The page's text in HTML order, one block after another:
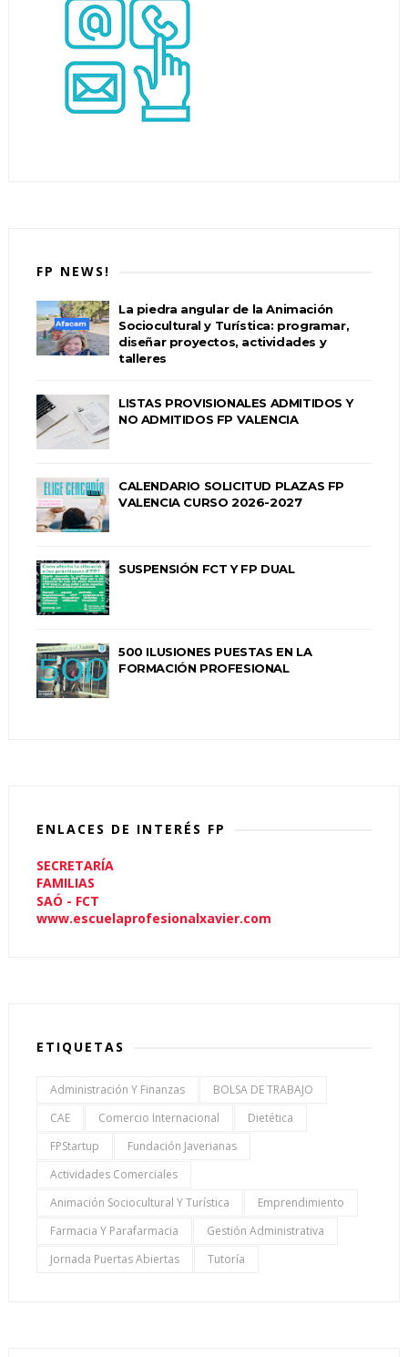
FP NEWS!
La piedra angular de la Animación
Sociocultural y Turística: programar,
diseñar proyectos, actividades y
talleres
LISTAS PROVISIONALES ADMITIDOS Y
NO ADMITIDOS FP VALENCIA
CALENDARIO SOLICITUD PLAZAS FP
VALENCIA CURSO 2026-2027
SUSPENSIÓN FCT Y FP DUAL
500 ILUSIONES PUESTAS EN LA
FORMACIÓN PROFESIONAL
ENLACES DE INTERÉS FP
SECRETARÍA
FAMILIAS
SAÓ - FCT
www.escuelaprofesionalxavier.com
ETIQUETAS
Administración Y Finanzas
BOLSA DE TRABAJO
CAE
Comercio Internacional
Dietética
FPStartup
Fundación Javerianas
Actividades Comerciales
Animación Sociocultural Y Turística
Emprendimiento
Farmacia Y Parafarmacia
Gestión Administrativa
Jornada Puertas Abiertas
Tutoría